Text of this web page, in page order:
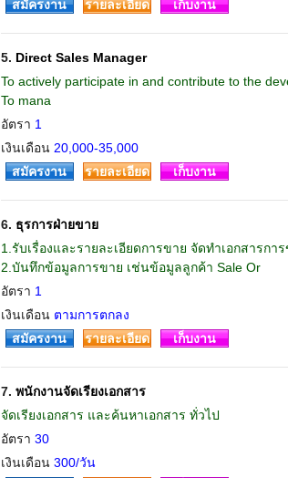
สมัครงาน รายละเอียด เก็บงาน
5. Direct Sales Manager
To actively participate in and contribute to the
To mana
อัตรา 1
เงินเดือน 20,000-35,000
สมัครงาน รายละเอียด เก็บงาน
6. ธุรการฝ่ายขาย
1.รับเรื่องและรายละเอียดการขาย จัดทำเอกสารกา
2.บันทึกข้อมูลการขาย เช่นข้อมูลลูกค้า Sale Or
อัตรา 1
เงินเดือน ตามการตกลง
สมัครงาน รายละเอียด เก็บงาน
7. พนักงานจัดเรียงเอกสาร
จัดเรียงเอกสาร และค้นหาเอกสาร ทั่วไป
อัตรา 30
เงินเดือน 300/วัน